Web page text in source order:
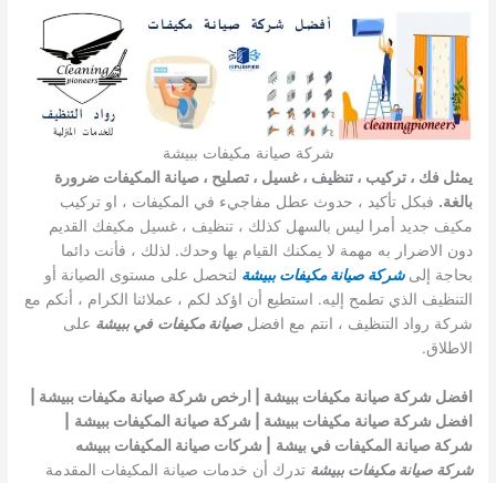
شركة صيانة مكيفات ببيشة
يمثل فك ، تركيب ، تنظيف ، غسيل ، تصليح ، صيانة المكيفات ضرورة
بالغة. فبكل تأكيد ، حدوث عطل مفاجيء في المكيفات ، او تركيب
مكيف جديد أمرا ليس بالسهل كذلك ، تنظيف ، غسيل مكيفك القديم
دون الاضرار به مهمة لا يمكنك القيام بها وحدك. لذلك ، فأنت دائما
بحاجة إلىشركة صيانة مكيفات ببيشة لتحصل على مستوى الصيانة أو
التنظيف الذي تطمح إليه. استطيع أن اؤكد لكم ، عملائنا الكرام ، أنكم مع
شركة رواد التنظيف ، انتم مع افضلصيانة مكيفات في ببيشة على
الاطلاق.
افضل شركة صيانة مكيفات ببيشة | ارخص شركة صيانة مكيفات ببيشة |
افضل شركة صيانة مكيفات ببيشة | شركة صيانة المكيفات ببيشة
شركة صيانة المكيفات في بيشة
| شركات صيانة المكيفات ببيشه
شركة صيانة مكيفات ببيشة تدرك أن خدمات صيانة المكيفات المقدمة